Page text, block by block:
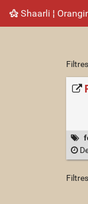
Shaarli ¦
Filtres
Filtres